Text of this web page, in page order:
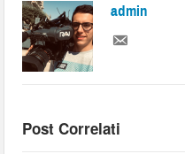
admin
Post Correlati